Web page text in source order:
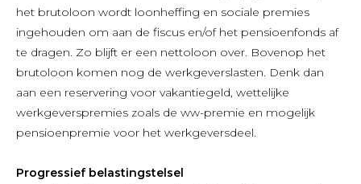
het brutoloon wordt loonheffing en sociale premies
ingehouden om aan de fiscus en/of het pensioenfonds af
te dragen. Zo blijft er een nettoloon over. Bovenop het
brutoloon komen nog de werkgeverslasten. Denk dan
aan een reservering voor vakantiegeld, wettelijke
werkgeverspremies zoals de ww-premie en mogelijk
pensioenpremie voor het werkgeversdeel.
Progressief belastingstelsel